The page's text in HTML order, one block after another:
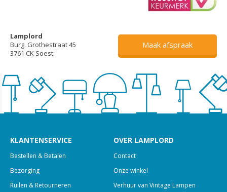
Lamplord
Burg. Grothestraat 45
3761 CK Soest
Maak afspraak
KLANTENSERVICE
Bestellen & Betalen
Bezorging
Ruilen & Retourneren
OVER LAMPLORD
Contact
Onze winkel
Verhuur van Vintage Lampen